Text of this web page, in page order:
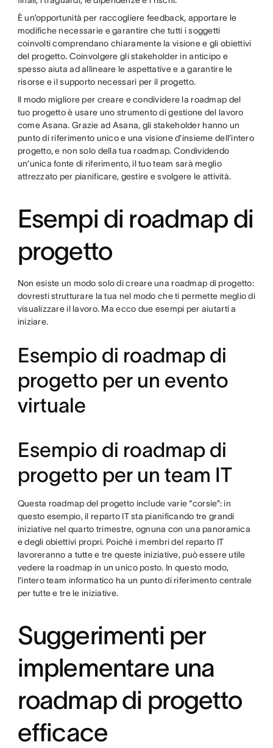
È un’opportunità per raccogliere feedback, apportare le
modifiche necessarie e garantire che tutti i soggetti
coinvolti comprendano chiaramente la visione e gli obiettivi
del progetto. Coinvolgere gli stakeholder in anticipo e
spesso aiuta ad allineare le aspettative e a garantire le
risorse e il supporto necessari per il progetto.
Il modo migliore per creare e condividere la roadmap del
tuo progetto è usare uno strumento di gestione del lavoro
come Asana. Grazie ad Asana, gli stakeholder hanno un
punto di riferimento unico e una visione d’insieme dell’intero
progetto, e non solo della tua roadmap. Condividendo
un’unica fonte di riferimento, il tuo team sarà meglio
attrezzato per pianificare, gestire e svolgere le attività.
Esempi di roadmap di
progetto
Non esiste un modo solo di creare una roadmap di progetto:
dovresti strutturare la tua nel modo che ti permette meglio di
visualizzare il lavoro. Ma ecco due esempi per aiutarti a
iniziare.
Esempio di roadmap di
progetto per un evento
virtuale
Esempio di roadmap di
progetto per un team IT
Questa roadmap del progetto include varie “corsie”: in
questo esempio, il reparto IT sta pianificando tre grandi
iniziative nel quarto trimestre, ognuna con una panoramica
e degli obiettivi propri. Poiché i membri del reparto IT
lavoreranno a tutte e tre queste iniziative, può essere utile
vedere la roadmap in un unico posto. In questo modo,
l’intero team informatico ha un punto di riferimento centrale
per tutte e tre le iniziative.
Suggerimenti per
implementare una
roadmap di progetto
efficace